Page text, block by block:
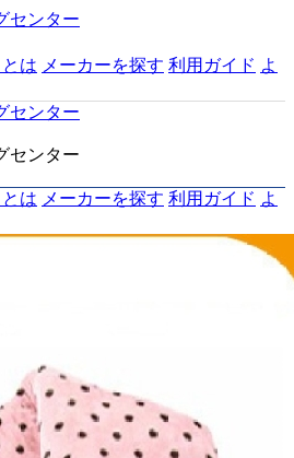
センター
とは メーカーを探す 利用ガイド よ
センター
センター
とは メーカーを探す 利用ガイド よ